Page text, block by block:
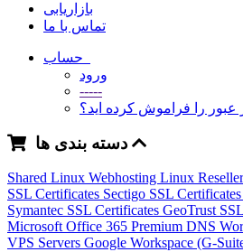
بازاریابی
تماس با ما
ورود
-----
عبور را فراموش کرده اید؟
Shared Linux Webhosting Linux
SSL Certificates Sectigo SSL
Symantec SSL Certificates GeoTrust
Microsoft Office 365 Premium DNS
VPS Servers Google Workspace (G-